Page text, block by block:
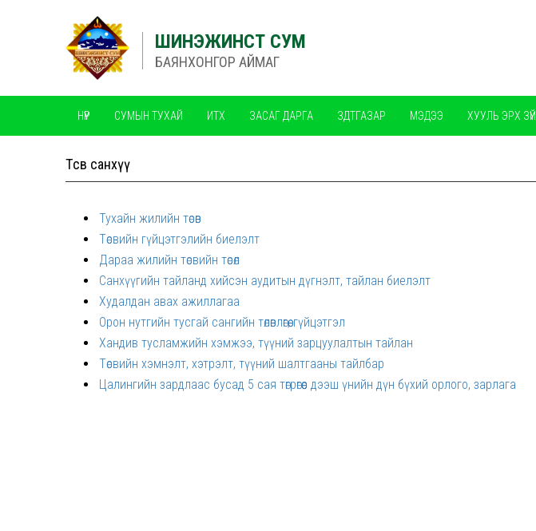
ШИНЭЖИНСТ СУМ
БАЯНХОНГОР АЙМАГ
НҮҮР СУМЫН ТУХАЙ ИТХ ЗАСАГ ДАРГА ЗДТГАЗАР МЭДЭЭ ХУУЛЬ ЭРХ ЗҮЙ
Төсөв санхүү
Тухайн жилийн төсөв
Төсвийн гүйцэтгэлийн биелэлт
Дараа жилийн төсвийн төсөл
Санхүүгийн тайланд хийсэн аудитын дүгнэлт, тайлан биелэлт
Худалдан авах ажиллагаа
Орон нутгийн тусгай сангийн төлөвлөгөө, гүйцэтгэл
Хандив тусламжийн хэмжээ, түүний зарцуулалтын тайлан
Төсвийн хэмнэлт, хэтрэлт, түүний шалтгааны тайлбар
Цалингийн зардлаас бусад 5 сая төгрөгөөс дээш үнийн дүн бүхий орлого, зарлага